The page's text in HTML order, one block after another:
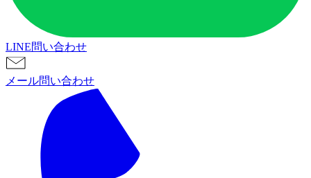
LINE問い合わせ
メール問い合わせ